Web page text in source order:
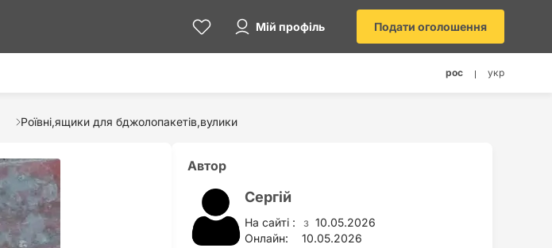
Мій профіль Подати оголошення
рос укр
Роївні,ящики для бджолопакетів,вулики
Автор
Сергій
На сайті : з 10.05.2026
Онлайн:
10.05.2026